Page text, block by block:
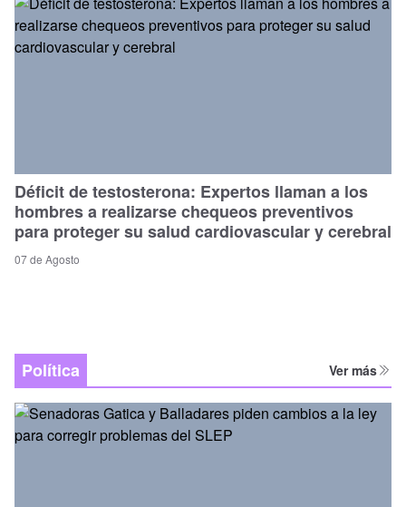
Déficit de testosterona: Expertos llaman a los
hombres a realizarse chequeos preventivos
para proteger su salud cardiovascular y cerebral
07 de Agosto
Política Ver más